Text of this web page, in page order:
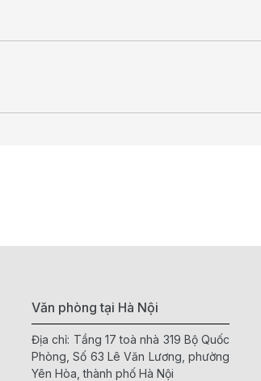
Văn phòng tại Hà Nội
Địa chỉ: Tầng 17 toà nhà 319 Bộ Quốc
Phòng, Số 63 Lê Văn Lương, phường
Yên Hòa, thành phố Hà Nội